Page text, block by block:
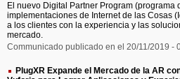
El nuevo Digital Partner Program
implementaciones de Internet de las Cosas
a los clientes con la experiencia y las
mercado.
Communicado publicado en el 20/11/2019 -
PlugXR Expande el Mercado de la AR